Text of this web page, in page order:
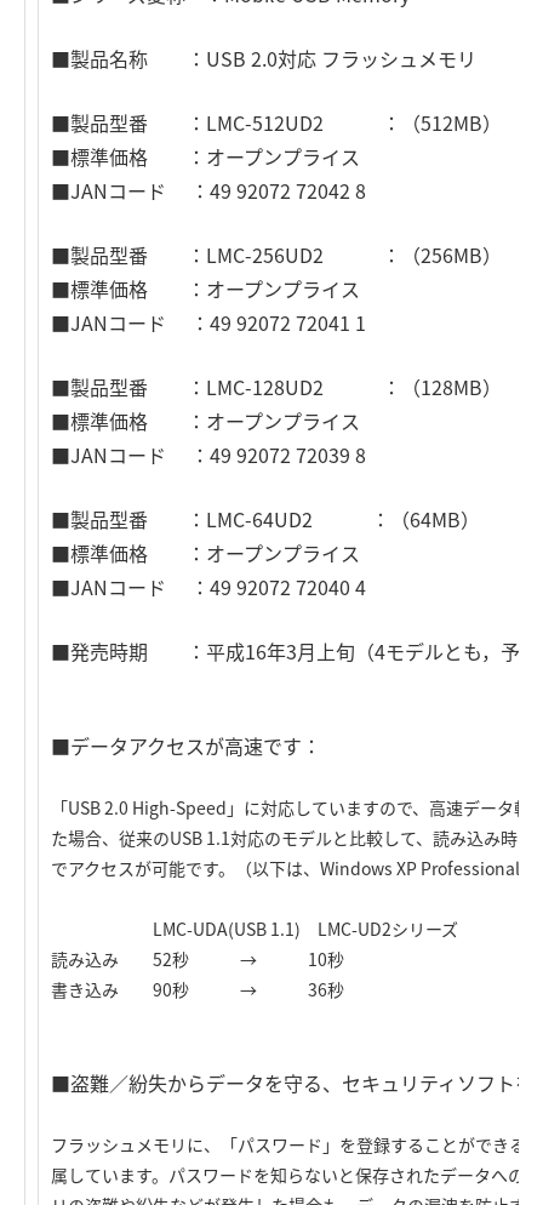
■製品名称 ：USB 2.0対応 フラッシュメモリ
■製品型番 ：LMC-512UD2 ：（512MB）
■標準価格 ：オープンプライス
■JANコード ：49 92072 72042 8
■製品型番 ：LMC-256UD2 ：（256MB）
■標準価格 ：オープンプライス
■JANコード ：49 92072 72041 1
■製品型番 ：LMC-128UD2 ：（128MB）
■標準価格 ：オープンプライス
■JANコード ：49 92072 72039 8
■製品型番 ：LMC-64UD2 ：（64MB）
■標準価格 ：オープンプライス
■JANコード ：49 92072 72040 4
■発売時期 ：平成16年3月上旬（4モデルとも，予定
■データアクセスが高速です：
「USB 2.0 High-Speed」に対応していますので、高速データ
た場合、従来のUSB 1.1対応のモデルと比較して、読み込み時
でアクセスが可能です。（以下は、Windows XP Professional
LMC-UDA(USB 1.1) LMC-UD2シリーズ
読み込み 52秒 → 10秒
書き込み 90秒 → 36秒
■盗難／紛失からデータを守る、セキュリティソフトを
フラッシュメモリに、「パスワード」を登録することができる
属しています。パスワードを知らないと保存されたデータへの